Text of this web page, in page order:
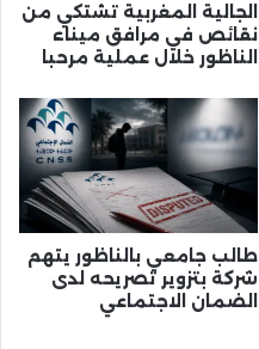
الجالية المغربية تشتكي من
نقائص في مرافق ميناء
الناظور خلال عملية مرحبا
طالب جامعي بالناظور يتهم
شركة بتزوير تصريحه لدى
الضمان الاجتماعي